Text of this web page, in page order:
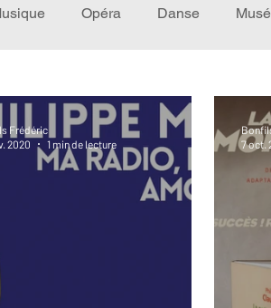
Opéra Danse
Coup de coeur Instructif
Frédéric
2020
1 min de lecture
7 oct.